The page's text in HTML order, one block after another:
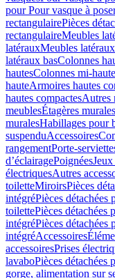
pour Pour vasque à
rectangulairePièces
rectangulaireMeubles
latérauxMeubles
latéraux basColonnes
hautesColonnes mi-haute
hauteArmoires hautes
hautes compactesAutres
meublesÉtagères murales
muralesHabillages pour
suspenduAccessoires
rangementPorte-
d’éclairagePoignées
électriquesAutres
toiletteMiroirsPièces
intégréPièces détachées
toilettePièces détachées
intégréPièces détachées
intégréAccessoires
accessoiresPrises
lavaboPièces détachées
gorge, alimentation sur